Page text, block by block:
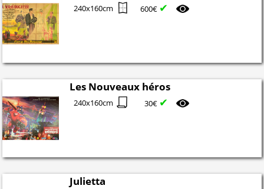
240x160cm 600€ ✔
Les Nouveaux héros
240x160cm 30€ ✔
Julietta